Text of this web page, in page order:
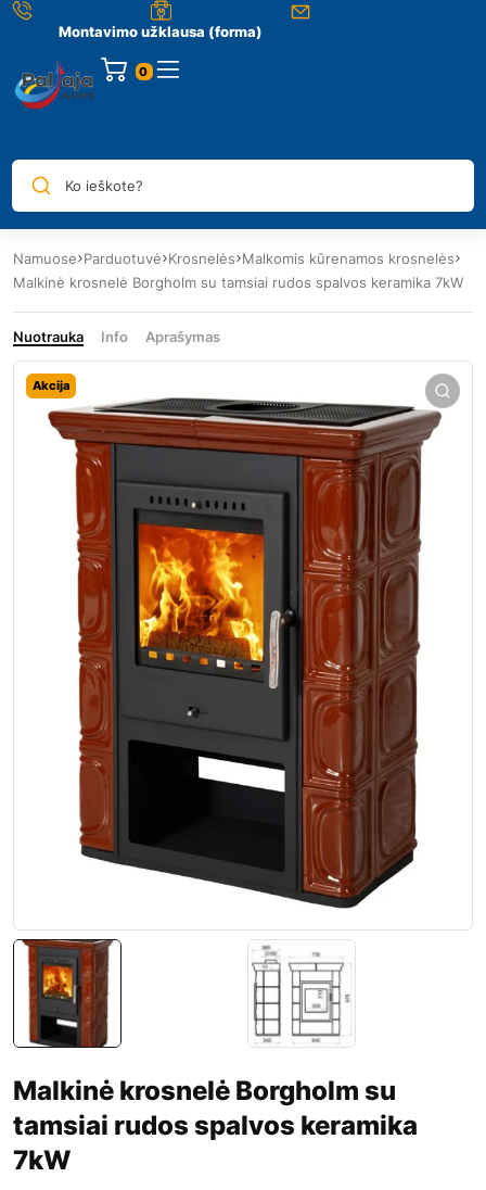
Montavimo užklausa (forma)
0
Ko ieškote?
Namuose Parduotuvė Krosnelės Malkomis kūrenamos krosnelės
Malkinė krosnelė Borgholm su tamsiai rudos spalvos keramika 7kW
Nuotrauka Info Aprašymas
Akcija
Malkinė krosnelė Borgholm su
tamsiai rudos spalvos keramika
7kW